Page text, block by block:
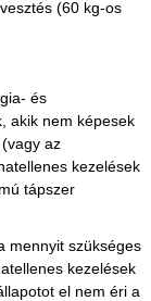
(60 kg-os
és
akik nem képesek
az
kezelések
tápszer
mennyit szükséges
kezelések
el nem éri a